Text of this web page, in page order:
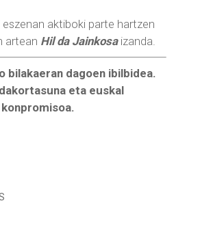
eszenan aktiboki parte hartzen
artean Hil da Jainkosaizanda.
bilakaeran dagoen ibilbidea.
eta euskal